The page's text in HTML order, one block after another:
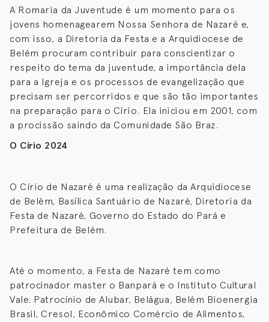
A Romaria da Juventude é um momento para os
jovens homenagearem Nossa Senhora de Nazaré e,
com isso, a Diretoria da Festa e a Arquidiocese de
Belém procuram contribuir para conscientizar o
respeito do tema da juventude, a importância dela
para a Igreja e os processos de evangelização que
precisam ser percorridos e que são tão importantes
na preparação para o Círio. Ela iniciou em 2001, com
a procissão saindo da Comunidade São Braz.
O Círio 2024
O Círio de Nazaré é uma realização da Arquidiocese
de Belém, Basílica Santuário de Nazaré, Diretoria da
Festa de Nazaré, Governo do Estado do Pará e
Prefeitura de Belém.
Até o momento, a Festa de Nazaré tem como
patrocinador master o Banpará e o Instituto Cultural
Vale. Patrocínio de Alubar, Belágua, Belém Bioenergia
Brasil, Cresol, Econômico Comércio de Alimentos,